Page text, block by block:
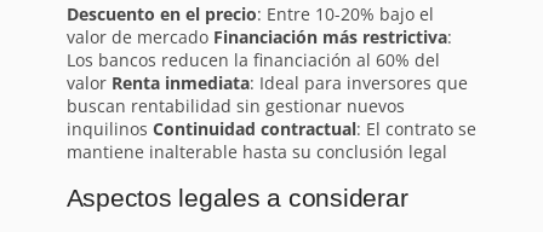
Descuento en el precio: Entre 10-20% bajo el
valor de mercado Financiación más restrictiva:
Los bancos reducen la financiación al 60% del
valor Renta inmediata: Ideal para inversores que
buscan rentabilidad sin gestionar nuevos
inquilinos Continuidad contractual: El contrato se
mantiene inalterable hasta su conclusión legal
Aspectos legales a considerar